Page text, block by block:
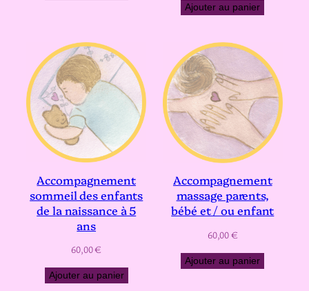
Ajouter au panier
Accompagnement
sommeil des enfants
de la naissance à 5
ans
60,00€
Ajouter au panier
Accompagnement
massage parents,
bébé et / ou enfant
60,00€
Ajouter au panier